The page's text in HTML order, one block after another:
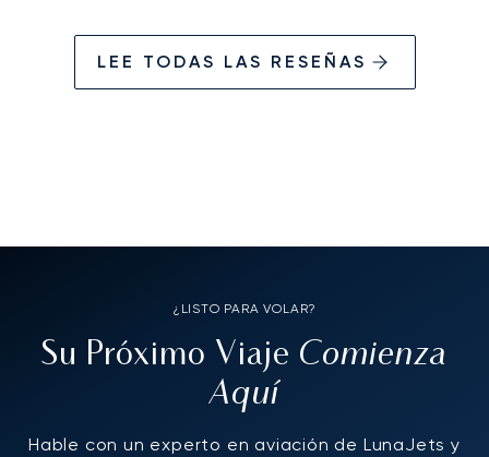
LEE TODAS LAS RESEÑAS
¿LISTO PARA VOLAR?
Su Próximo Viaje Comienza
Aquí
Hable con un experto en aviación de LunaJets y